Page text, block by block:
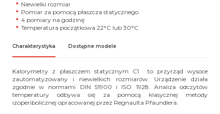
Niewielki rozmiar
Pomiar za pomocą płaszcza statycznego
4 pomiary na godzinę
Temperatura początkowa 22°C lub 30°C
Charakterystyka Dostępne modele
Kalorymetry z płaszczem statycznym C1 to przyrząd wysoce
zautomatyzowany i niewielkich rozmiarów. Urządzenie działa
zgodnie w normami DIN 51900 i ISO 1928. Analiza odczytów
temperatury odbywa się za pomocą klasycznej metody
izoperibolicznej opracowanej przez Regnaulta Pfaundlera.